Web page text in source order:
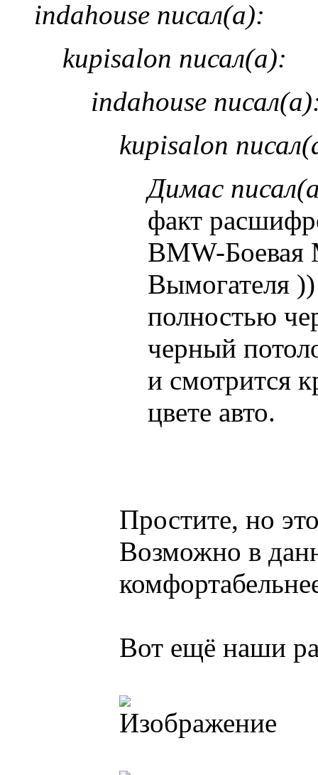
indahouse писал(а):
kupisalon писал(а):
indahouse
kupisalon
Димас
факт
BMW-
Вымогателя ))
полностью
черный
и смотрится
цвете авто.
Простите, но
Возможно в
Вот ещё наши